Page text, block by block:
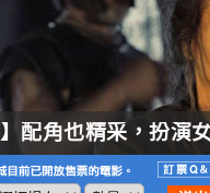
【奧德賽】配角也精采，扮演女巫瑟西的心情？珊曼莎莫頓：「感覺就像重生」